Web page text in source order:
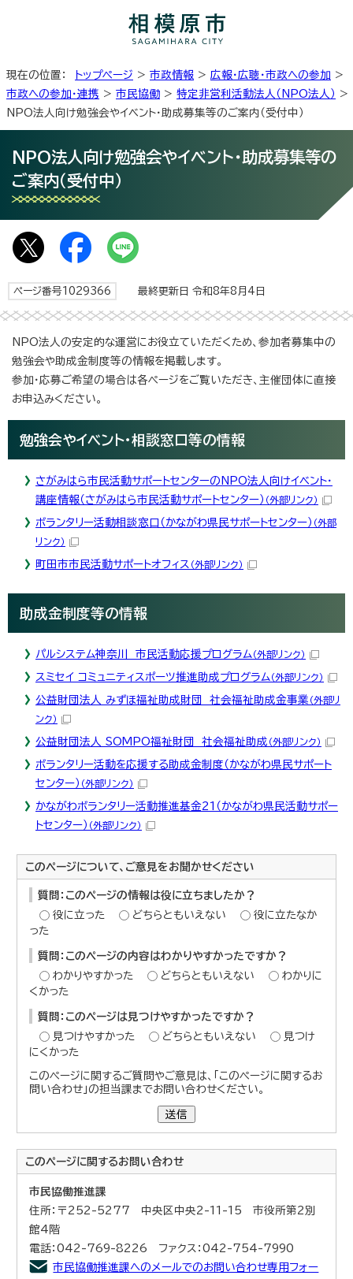
現在の位置： トップページ > 市政情報 > 広報・広聴・市政への参加 >
市政への参加・連携 > 市民協働 > 特定非営利活動法人（NPO法人） >
NPO法人向け勉強会やイベント・助成募集等のご案内（受付中）
NPO法人向け勉強会やイベント・助成募集等の
ご案内（受付中）
ページ番号1029366 最終更新日 令和8年8月4日
NPO法人の安定的な運営にお役立ていただくため、参加者募集中の
勉強会や助成金制度等の情報を掲載します。
参加・応募ご希望の場合は各ページをご覧いただき、主催団体に直接
お申込みください。
勉強会やイベント・相談窓口等の情報
さがみはら市民活動サポートセンターのNPO法人向けイベント・
講座情報（さがみはら市民活動サポートセンター） （外部リンク）
ボランタリー活動相談窓口（かながわ県民サポートセンター） （外部
リンク）
町田市市民活動サポートオフィス （外部リンク）
助成金制度等の情報
パルシステム神奈川 市民活動応援プログラム（外部リンク）
スミセイ コミュニティスポーツ推進助成プログラム（外部リンク）
公益財団法人 みずほ福祉助成財団 社会福祉助成金事業 （外部リ
ンク）
公益財団法人 SOMPO福祉財団 社会福祉助成 （外部リンク）
ボランタリー活動を応援する助成金制度（かながわ県民サポート
センター） （外部リンク）
かながわボランタリー活動推進基金21（かながわ県民活動サポー
トセンター） （外部リンク）
このページについて、ご意見をお聞かせください
質問：このページの情報は役に立ちましたか？
役に立った
どちらともいえない
役に立たなか
った
質問：このページの内容はわかりやすかったですか？
わかりやすかった
どちらともいえない
わかりに
くかった
質問：このページは見つけやすかったですか？
見つけやすかった
どちらともいえない
見つけ
にくかった
このページに関するご質問やご意見は、「このページに関するお
問い合わせ」の担当課までお問い合わせください。
送信
このページに関するお問い合わせ
市民協働推進課
住所：〒252-5277 中央区中央2-11-15 市役所第2別
館4階
電話：042-769-8226 ファクス：042-754-7990
市民協働推進課へのメールでのお問い合わせ専用フォー